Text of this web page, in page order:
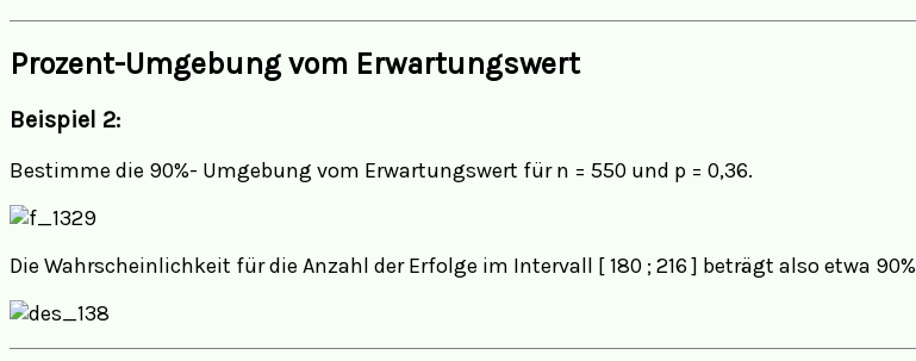
Prozent-Umgebung vom Erwartungswert
Beispiel 2:
Bestimme die 90%- Umgebung vom Erwartungswert für n = 550 und p = 0,36.
Die Wahrscheinlichkeit für die Anzahl der Erfolge im Intervall [ 180 ; 216 ] beträgt also etwa 90%